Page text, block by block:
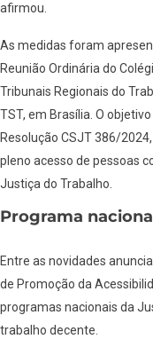
afirmou.
As medidas foram
Reunião Ordinária do
Tribunais Regionais do
TST, em Brasília. O
Resolução CSJT 386/
pleno acesso de pessoas
Justiça do Trabalho.
Programa
Entre as novidades
de Promoção da
programas nacionais da
trabalho decente.